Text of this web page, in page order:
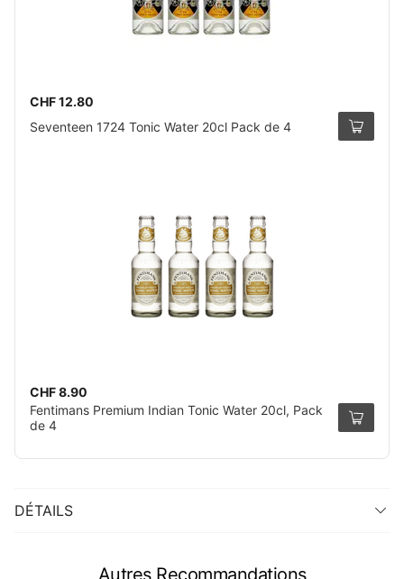
CHF 12.80
Seventeen 1724 Tonic Water 20cl Pack de 4
CHF 8.90
Fentimans Premium Indian Tonic Water 20cl, Pack
de 4
DÉTAILS
Autres Recommandations